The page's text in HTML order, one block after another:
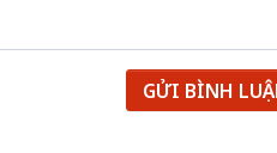
GỬI BÌNH